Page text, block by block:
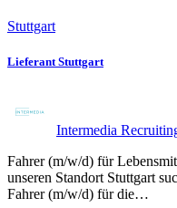
Stuttgart
Lieferant Stuttgart
Intermedia
Fahrer (m/w/d) für
unseren Standort Stuttgart
Fahrer (m/w/d) für die…